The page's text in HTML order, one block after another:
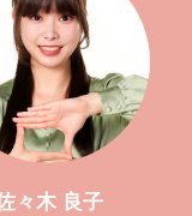
々木 良子